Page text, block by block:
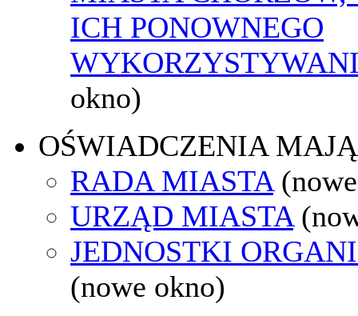
ICH PONOWNEGO
okno)
OŚWIADCZENIA
RADA MIASTA
URZĄD MIASTA
JEDNOSTKI
(nowe okno)